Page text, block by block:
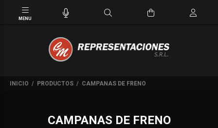
INICIO PRODUCTOS CAMPANAS DE FRENO
CAMPANAS DE FRENO